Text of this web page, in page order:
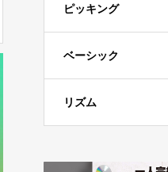
ピッキング
ベーシック
リズム